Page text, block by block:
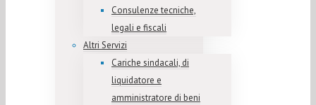
Consulenze tecniche,
legali e fiscali
Altri Servizi
Cariche sindacali, di
liquidatore e
amministratore di beni